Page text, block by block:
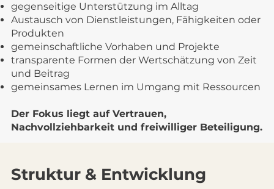
gegenseitige Unterstützung im Alltag
Austausch von Dienstleistungen, Fähigkeiten oder
Produkten
gemeinschaftliche Vorhaben und Projekte
transparente Formen der Wertschätzung von Zeit
und Beitrag
gemeinsames Lernen im Umgang mit Ressourcen
Der Fokus liegt auf Vertrauen,
Nachvollziehbarkeit und freiwilliger Beteiligung.
Struktur & Entwicklung